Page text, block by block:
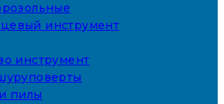
инструмент
инструмент
пилы